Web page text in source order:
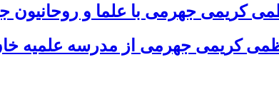
کریمی جهرمی با علما و روحانیون
کریمی جهرمی از مدرسه علمیه